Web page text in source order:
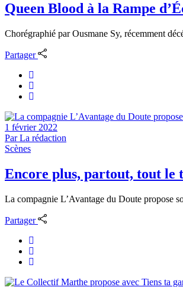
Queen Blood à la Rampe
Chorégraphié par Ousmane Sy, récemment
Partager
1 février 2022
ParLa rédaction
Scènes
Encore plus, partout, tout le
La compagnie L’Avantage du Doute propose
Partager